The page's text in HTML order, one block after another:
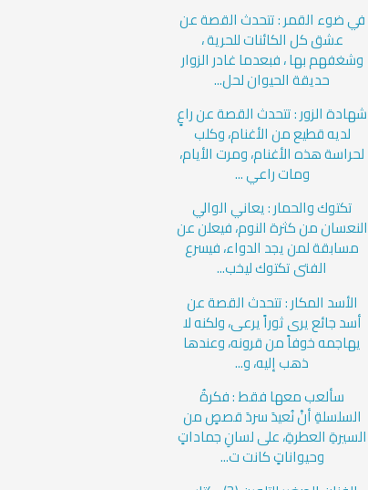
في ضوء القمر : تتحدث القصة عن
عشق كل الكائنات للحرية ،
وشغفهم بها ، فبعدما غادر الزوار
حديقة الحيوان لحل...
شهادة الزور : تتحدث القصة عن راعٍ
لديه قطيع من الأغنام، وكلب
لحراسة هذه الأغنام، ومرت الأيام،
ومات راعي ...
تكتوك والحمار : يعاني الوالي
النعسان من كثرة النوم، فيعلن عن
مسابقة لمن يجد الدواء، فيسرع
الفتى تكتوك ليخب...
الأسد المكار : تتحدث القصة عن
أسد جائع يرى ثوراً يرعى، ولكنه لا
يهاجمه خوفاً من قرونه، وعندها
ذهب إليه، و...
سألعب معها فقط : فكرةُ
السلسلةِ أنْ نُعيدَ سردَ قصصٍ من
السيرةِ العطرةِ، على لسانِ جماداتٍ
وحيواناتٍ كانت ت...